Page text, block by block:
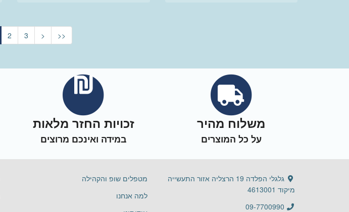
2 3 > >>
משלוח מהיר
על כל המוצרים
זכויות החזר מלאות
במידה ואינכם מרוצים
גלגלי הפלדה 19 הרצליה אזור התעשייה
מיקוד 4613001
09-7700990
מטפלים שופ והקהילה
למה אנחנו